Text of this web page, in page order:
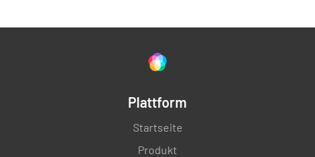
Plattform
Startseite
Produkt